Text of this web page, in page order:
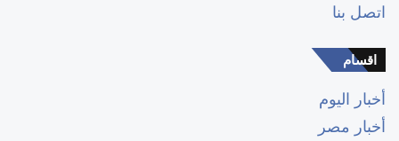
اتصل بنا
اقسام
أخبار اليوم
أخبار مصر